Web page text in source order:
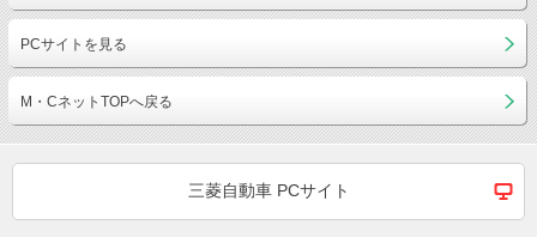
PCサイトを見る
M・CネットTOPへ戻る
三菱自動車 PCサイト